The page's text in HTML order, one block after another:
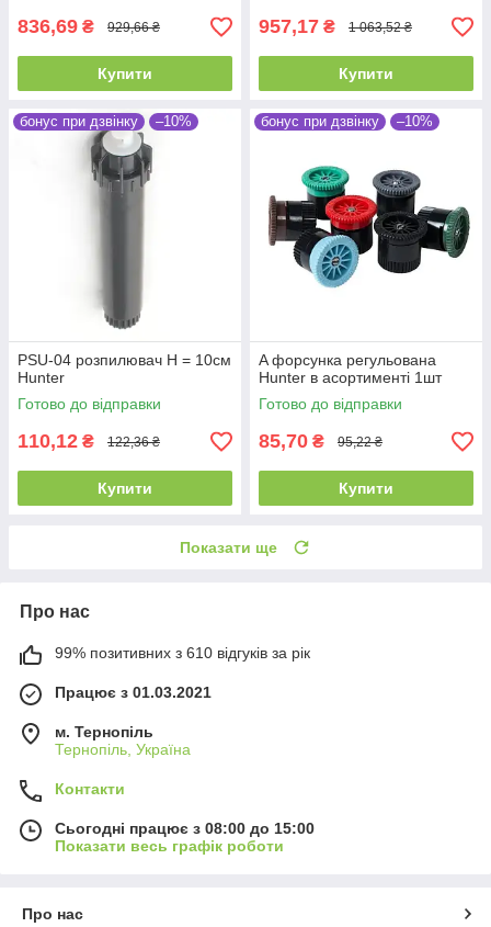
836,69 ₴ 929,66 ₴
Купити
957,17 ₴ 1 063,52 ₴
Купити
бонус при дзвінку –10%
PSU-04 розпилювач Н = 10см
Hunter
Готово до відправки
110,12 ₴ 122,36 ₴
Купити
бонус при дзвінку –10%
A форсунка регульована
Hunter в асортименті 1шт
Готово до відправки
85,70 ₴ 95,22 ₴
Купити
Показати ще
Про нас
99% позитивних з 610 відгуків за рік
Працює з 01.03.2021
м. Тернопіль
Тернопіль, Україна
Контакти
Сьогодні працює з 08:00 до 15:00
Показати весь графік роботи
Про нас